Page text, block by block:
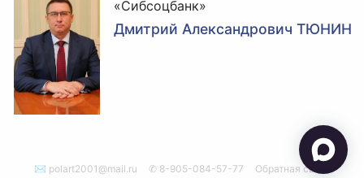
«Сибсоцбанк»
Дмитрий Александрович ТЮНИН
✉ polart2001@mail.ru ✆ 8-905-084-57-77 Обратная связь